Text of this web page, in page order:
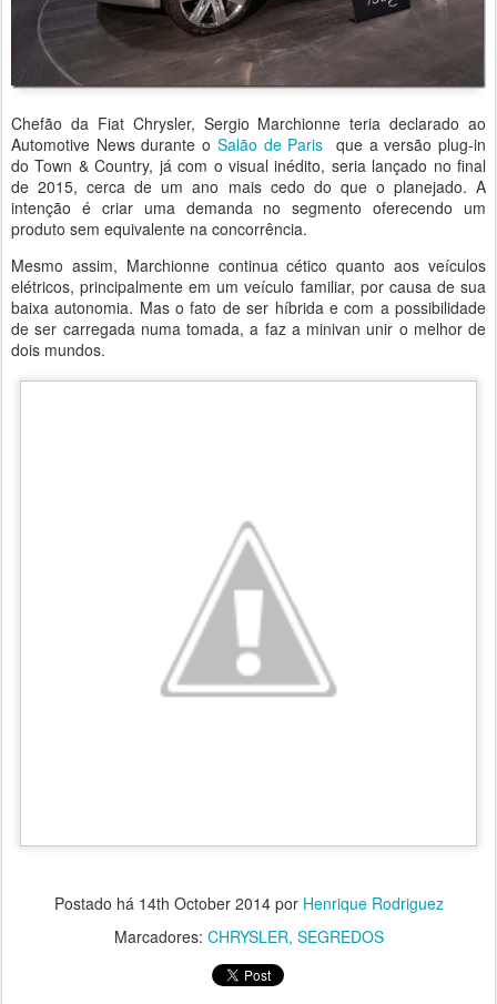
Chefão da Fiat Chrysler, Sergio Marchionne teria declarado ao
Automotive News durante o Salão de Paris que a versão plug-in
do Town & Country, já com o visual inédito, seria lançado no final
de 2015, cerca de um ano mais cedo do que o planejado. A
intenção é criar uma demanda no segmento oferecendo um
produto sem equivalente na concorrência.
Mesmo assim, Marchionne continua cético quanto aos veículos
elétricos, principalmente em um veículo familiar, por causa de sua
baixa autonomia. Mas o fato de ser híbrida e com a possibilidade
de ser carregada numa tomada, a faz a minivan unir o melhor de
dois mundos.
Postado há 14th October 2014por Henrique Rodriguez
Marcadores: CHRYSLER SEGREDOS